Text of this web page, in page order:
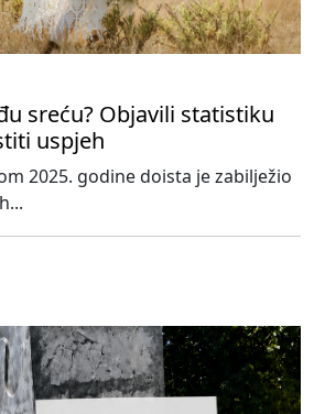
sreću? Objavili statistiku
uspjeh
2025. godine doista je zabilježio